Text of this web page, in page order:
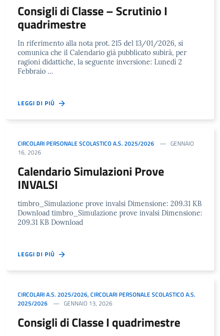
Consigli di Classe – Scrutinio I
quadrimestre
In riferimento alla nota prot. 215 del 13/01/2026, si
comunica che il Calendario già pubblicato subirà, per
ragioni didattiche, la seguente inversione: Lunedì 2
Febbraio …
LEGGI DI PIÙ
CIRCOLARI PERSONALE SCOLASTICO A.S. 2025/2026
GENNAIO
16, 2026
Calendario Simulazioni Prove
INVALSI
timbro_Simulazione prove invalsi Dimensione: 209.31 KB
Download timbro_Simulazione prove invalsi Dimensione:
209.31 KB Download
LEGGI DI PIÙ
CIRCOLARI A.S. 2025/2026, CIRCOLARI PERSONALE SCOLASTICO A.S.
2025/2026
GENNAIO 13, 2026
Consigli di Classe I quadrimestre